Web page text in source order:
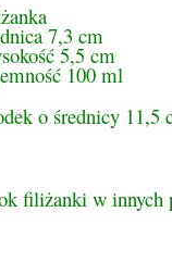
7,3 cm
5,5 cm
100 ml
o średnicy 11,5
filiżanki w innych